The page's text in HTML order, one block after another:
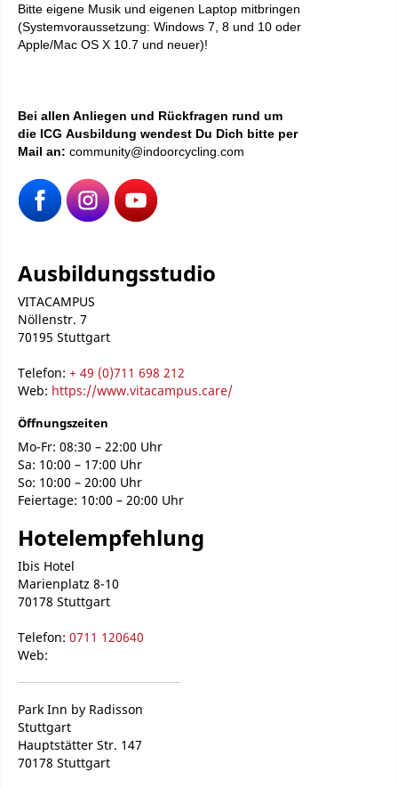
Bitte eigene Musik und eigenen Laptop mitbringen
(Systemvoraussetzung: Windows 7, 8 und 10 oder
Apple/Mac OS X 10.7 und neuer)!
Bei allen Anliegen und Rückfragen rund um
die ICG Ausbildung wendest Du Dich bitte per
Mail an: community@indoorcycling.com
Ausbildungsstudio
VITACAMPUS
Nöllenstr. 7
70195 Stuttgart
Telefon: + 49 (0)711 698 212
Web: https://www.vitacampus.care/
Öffnungszeiten
Mo-Fr: 08:30 – 22:00 Uhr
Sa: 10:00 – 17:00 Uhr
So: 10:00 – 20:00 Uhr
Feiertage: 10:00 – 20:00 Uhr
Hotelempfehlung
Ibis Hotel
Marienplatz 8-10
70178 Stuttgart
Telefon: 0711 120640
Web:
Park Inn by Radisson
Stuttgart
Hauptstätter Str. 147
70178 Stuttgart